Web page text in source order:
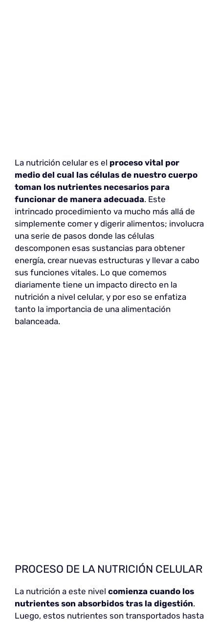
La nutrición celular es el proceso vital por
medio del cual las células de nuestro cuerpo
toman los nutrientes necesarios para
funcionar de manera adecuada. Este
intrincado procedimiento va mucho más allá de
simplemente comer y digerir alimentos; involucra
una serie de pasos donde las células
descomponen esas sustancias para obtener
energía, crear nuevas estructuras y llevar a cabo
sus funciones vitales. Lo que comemos
diariamente tiene un impacto directo en la
nutrición a nivel celular, y por eso se enfatiza
tanto la importancia de una alimentación
balanceada.
PROCESO DE LA NUTRICIÓN CELULAR
La nutrición a este nivel comienza cuando los
nutrientes son absorbidos tras la digestión.
Luego, estos nutrientes son transportados hasta